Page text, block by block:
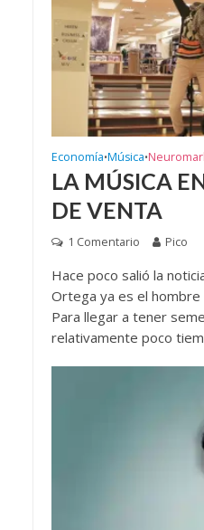
Economía•Música•
LA MÚSICA
DE VENTA
1 Comentario Pico
Hace poco salió la
Ortega ya es el hombre
Para llegar a tener
relativamente poco